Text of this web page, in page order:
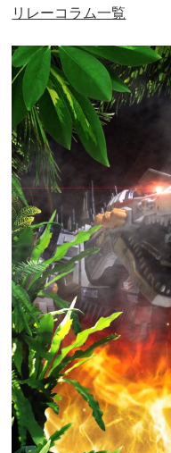
リレーコラム一覧